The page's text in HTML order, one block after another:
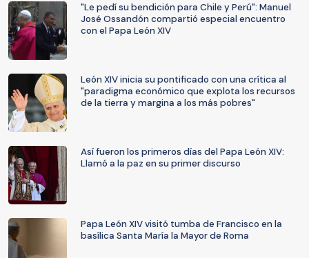
"Le pedí su bendición para Chile y Perú": Manuel
José Ossandón compartió especial encuentro
con el Papa León XIV
León XIV inicia su pontificado con una crítica al
"paradigma económico que explota los recursos
de la tierra y margina a los más pobres"
Así fueron los primeros días del Papa León XIV:
Llamó a la paz en su primer discurso
Papa León XIV visitó tumba de Francisco en la
basílica Santa María la Mayor de Roma